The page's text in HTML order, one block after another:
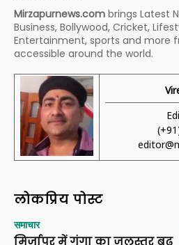
Mirzapurnews.com brings Latest
Business, Bollywood, Cricket,
Entertainment, sports and more
accessible around the world.
लोकप्रिय पोस्ट
समाचार
मिर्जापुर में गंगा का जलस्तर बढ़